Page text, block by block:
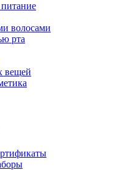
питание
волосами
рта
вещей